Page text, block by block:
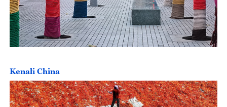
Kenali China